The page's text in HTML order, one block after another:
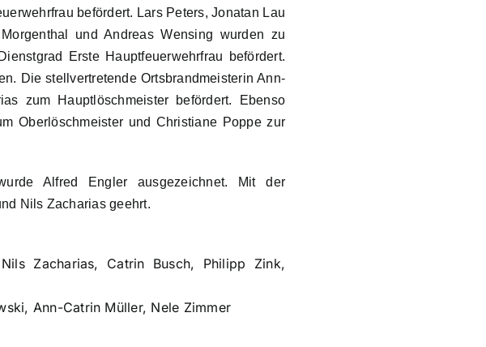
befördert. Lars Peters, Jonatan Lau
und Andreas Wensing wurden zu
Erste Hauptfeuerwehrfrau befördert.
Die stellvertretende Ortsbrandmeisterin Ann-
zum Hauptlöschmeister befördert. Ebenso
Oberlöschmeister und Christiane Poppe zur
Alfred Engler ausgezeichnet. Mit der
Nils Zacharias geehrt.
Zacharias, Catrin Busch, Philipp Zink,
Ann-Catrin Müller, Nele Zimmer